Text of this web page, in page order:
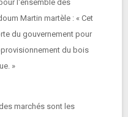
l'ensemble des
Martin martèle : « Cet
du gouvernement pour
du bois
»
marchés sont les